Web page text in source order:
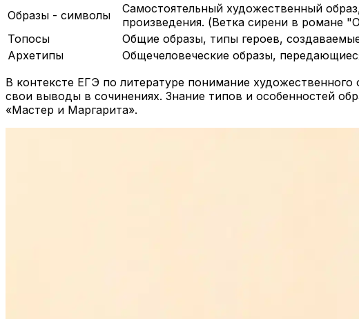
Образы - символы
Самостоятельный художественный
произведения. (Ветка сирени в романе
Топосы
Общие образы, типы героев,
Архетипы
Общечеловеческие образы,
В контексте ЕГЭ по литературе понимание
свои выводы в сочинениях. Знание типов и особенностей
«Мастер и Маргарита».